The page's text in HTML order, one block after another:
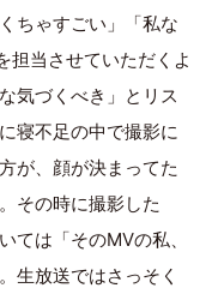
ちゃすごい」「私な
担当させていただくよ
気づくべき」とリス
寝不足の中で撮影に
が、顔が決まってた
その時に撮影した
ては「そのMVの私、
生放送ではさっそく